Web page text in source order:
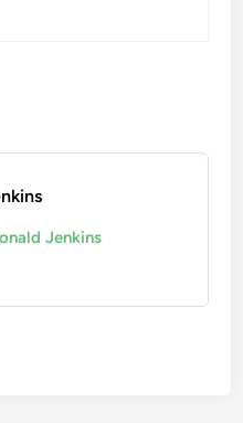
Jenkins